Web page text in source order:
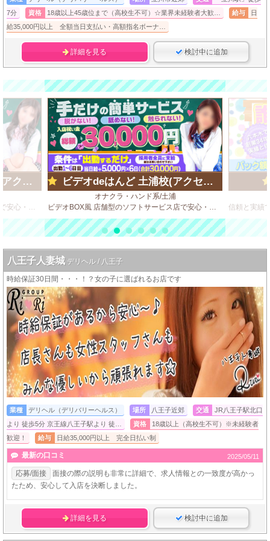
7分
資格 18歳以上45歳位まで（高校生不可）☆業界未経験者大歓… 給与
日
給35,000円以上 全額当日支払い・高額指名ボーナ…
詳細を見る 検討中に追加
ープ)
ビデオBOX風 店舗型のソフトサービス店で安心・安全・高収入♪
ビデオdeはんど 土浦校(アクセスグループ)
オナクラ・ハンド系/土浦
ビデオBOX風 店舗型のソフトサービス店で安心・安全・高収入♪
八王子人妻城 デリヘル / 八王子
時給保証30日間・・・！？女の子に選ばれるお店です
業種 デリヘル（デリバリーヘルス） 場所 八王子近郊 交通
JR八王子駅北口
より 徒歩5分 京王線八王子駅より 徒…
資格
18歳以上（高校生不可）※未経験者
歓迎！
給与 日給35,000円以上 完全日払い制
最新の口コミ 2025/05/11
応募/面接
面接の際の説明も非常に詳細で、求人情報との一致度が高かっ
たため、安心して入店を決断しました。
詳細を見る 検討中に追加